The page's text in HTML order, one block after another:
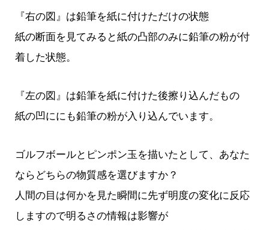
『右の図』は鉛筆を紙に付けただけの状態
紙の断面を見てみると紙の凸部のみに鉛筆の粉が付
着した状態。
『左の図』は鉛筆を紙に付けた後擦り込んだもの
紙の凹ににも鉛筆の粉が入り込んでいます。
ゴルフボールとピンポン玉を描いたとして、あなた
ならどちらの物質感を選びますか？
人間の目は何かを見た瞬間に先ず明度の変化に反応
しますので明るさの情報は影響が